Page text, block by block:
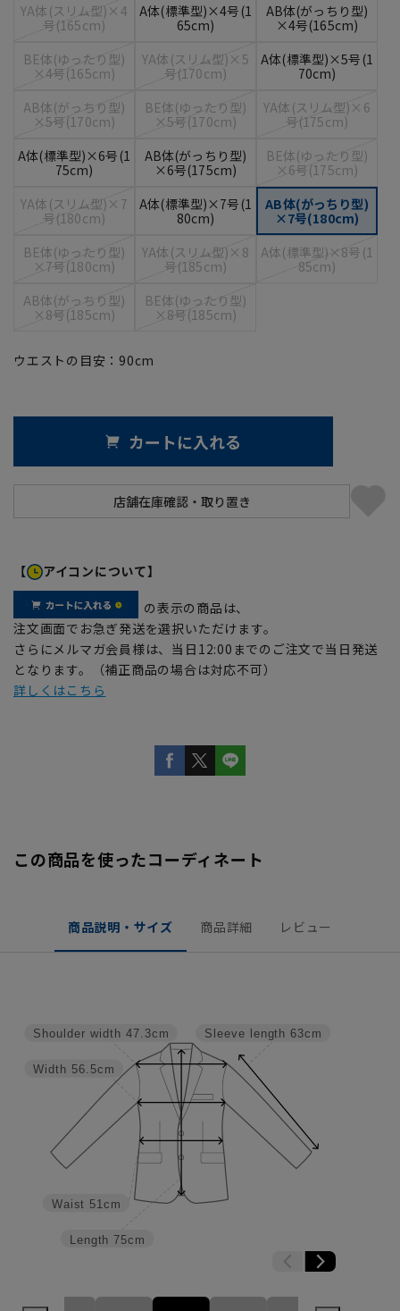
YA体(スリム型)×4
号(165cm)
A体(標準型)×4号(1
65cm)
AB体(がっちり型)
×4号(165cm)
BE体(ゆったり型)
×4号(165cm)
YA体(スリム型)×5
号(170cm)
A体(標準型)×5号(1
70cm)
AB体(がっちり型)
×5号(170cm)
BE体(ゆったり型)
×5号(170cm)
YA体(スリム型)×6
号(175cm)
A体(標準型)×6号(1
75cm)
AB体(がっちり型)
×6号(175cm)
BE体(ゆったり型)
×6号(175cm)
YA体(スリム型)×7
号(180cm)
A体(標準型)×7号(1
80cm)
AB体(がっちり型)
×7号(180cm)
BE体(ゆったり型)
×7号(180cm)
YA体(スリム型)×8
号(185cm)
A体(標準型)×8号(1
85cm)
AB体(がっちり型)
×8号(185cm)
BE体(ゆったり型)
×8号(185cm)
ウエストの目安： 90cm
カートに入れる
【 アイコンについて】
の表示の商品は、
注文画面でお急ぎ発送を選択いただけます。
さらにメルマガ会員様は、当日12:00までのご注文で当日発送
となります。（補正商品の場合は対応不可）
詳しくはこちら
この商品を使ったコーディネート
商品説明・サイズ 商品詳細 レビュー
Sleeve length 63cm
Length 75cm
Waist 51cm
Width 56.5cm
Shoulder width 47.3cm